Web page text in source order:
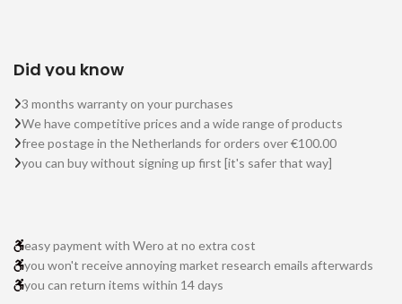
Did you know
3 months warranty on your purchases
We have competitive prices and a wide range of products
free postage in the Netherlands for orders over €100.00
you can buy without signing up first [it's safer that way]
easy payment with Wero at no extra cost
you won't receive annoying market research emails afterwards
you can return items within 14 days